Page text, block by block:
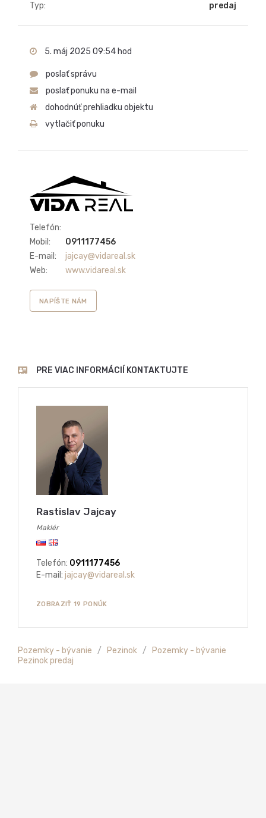
Typ:
predaj
5. máj 2025 09:54 hod
poslať správu
poslať ponuku na e-mail
dohodnúť prehliadku objektu
vytlačiť ponuku
Telefón:
Mobil:
0911177456
E-mail:
jajcay@vidareal.sk
Web:
www.vidareal.sk
NAPÍŠTE NÁM
PRE VIAC INFORMÁCIÍ KONTAKTUJTE
Rastislav Jajcay
Maklér
Telefón: 0911177456
E-mail: jajcay@vidareal.sk
ZOBRAZIŤ 19 PONÚK
Pozemky - bývanie / Pezinok /
Pozemky - bývanie
Pezinok predaj